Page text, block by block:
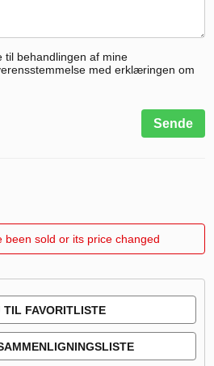
til behandlingen af mine
med erklæringen om
Sende
been sold or its price changed
FAVORITLISTE